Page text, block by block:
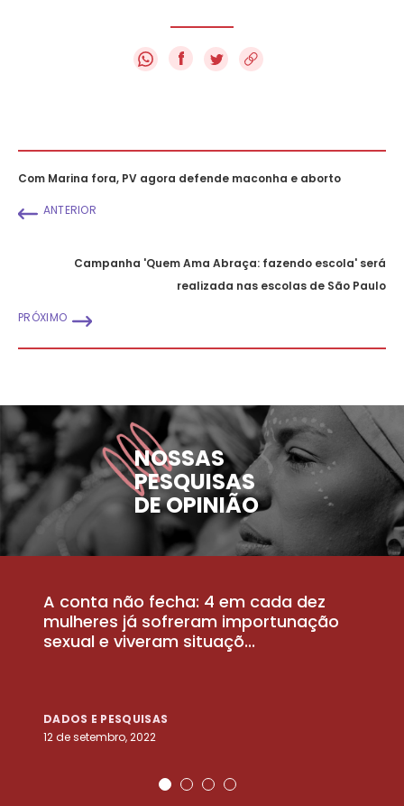
f
Com Marina fora, PV agora defende maconha e aborto
ANTERIOR
Campanha 'Quem Ama Abraça: fazendo escola' será
realizada nas escolas de São Paulo
PRÓXIMO
NOSSAS
PESQUISAS
DE OPINIÃO
A conta não fecha: 4 em cada dez
mulheres já sofreram importunação
sexual e viveram situaçõ...
DADOS E PESQUISAS
12 de setembro, 2022